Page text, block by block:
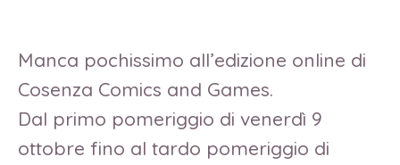
Manca pochissimo all’edizione online di
Cosenza Comics and Games.
Dal primo pomeriggio di venerdì 9
ottobre fino al tardo pomeriggio di